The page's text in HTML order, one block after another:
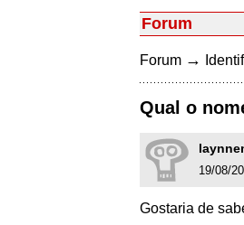
Forum
Forum →
Qual o
19/08/
Gostaria de